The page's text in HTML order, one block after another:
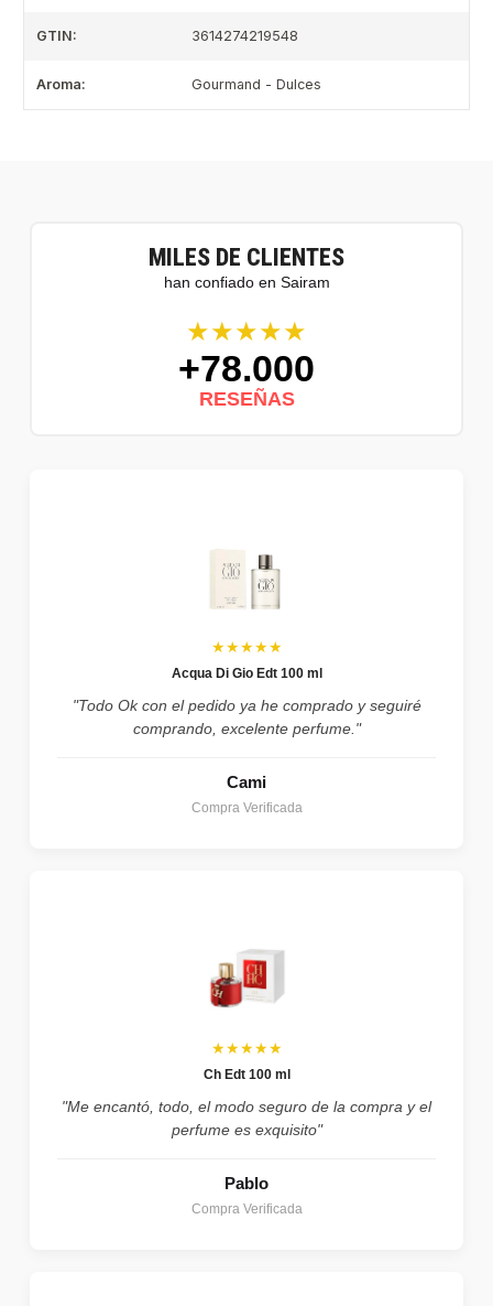
GTIN: 3614274219548
Aroma: Gourmand - Dulces
MILES DE CLIENTES
han confiado en Sairam
★★★★★
+78.000
RESEÑAS
★★★★★
Acqua Di Gio Edt 100 ml
"Todo Ok con el pedido ya he comprado y seguiré
comprando, excelente perfume."
Cami
Compra Verificada
★★★★★
Ch Edt 100 ml
"Me encantó, todo, el modo seguro de la compra y el
perfume es exquisito"
Pablo
Compra Verificada